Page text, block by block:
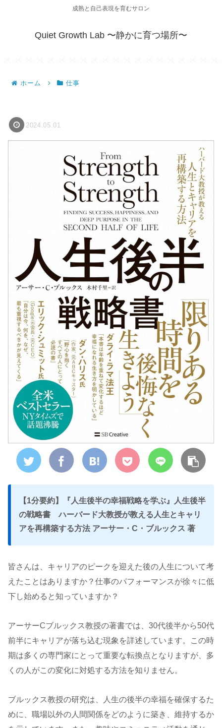
成熟と自己表現を育むサロン
Quiet Growth Lab 〜静かに育つ場所〜
ホーム 仕事
2024.05.01
【1分要約】『人生後半の幸福戦略を学ぶ』人生後半
の戦略書 ハーバード大教授が教える人生とキャリ
アを再構築する方法 アーサー・C・ブルックス 著
皆さんは、キャリアのピークを迎えた後の人生について考
えたことはありますか？仕事のパフォーマンスが徐々に低
下し始めると知っていますか？
アーサーCブルックス教授の著書では、30代後半から50代
前半にキャリアが落ち込む現象を詳述しています。この時
期は多くの専門家にとって重要な転換点となりますが、多
くの人がこの変化に対処する方法を知りません。
ブルックス教授の研究は、人生の後半の幸福を確保するた
めに、職場以外の人間関係をどのように築き、維持するか